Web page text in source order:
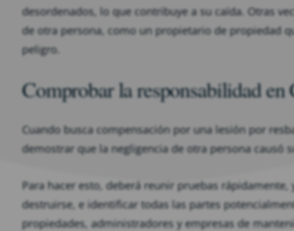
desordenados, lo que contribuye a su caída. Otras
de otra persona, como un propietario de propiedad
peligro.
Comprobar la responsabilidad en
Cuando busca compensación por una lesión por
demostrar que la negligencia de otra persona causó
Para hacer esto, deberá reunir pruebas
destruirse, e identificar todas las partes
propiedades, administradores y empresas de